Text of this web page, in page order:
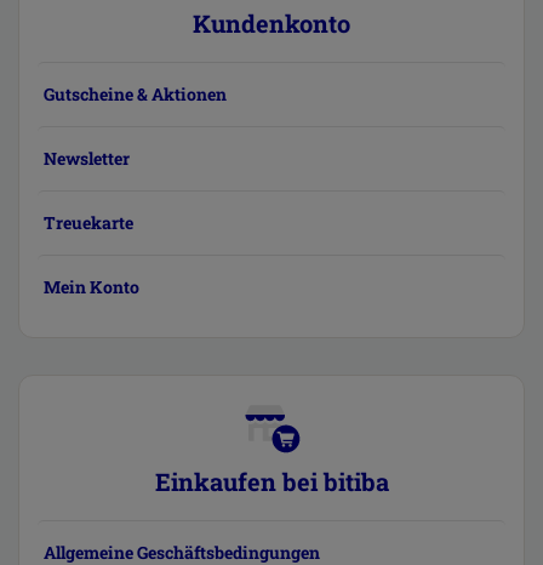
Kundenkonto
Gutscheine & Aktionen
Newsletter
Treuekarte
Mein Konto
Einkaufen bei bitiba
Allgemeine Geschäftsbedingungen